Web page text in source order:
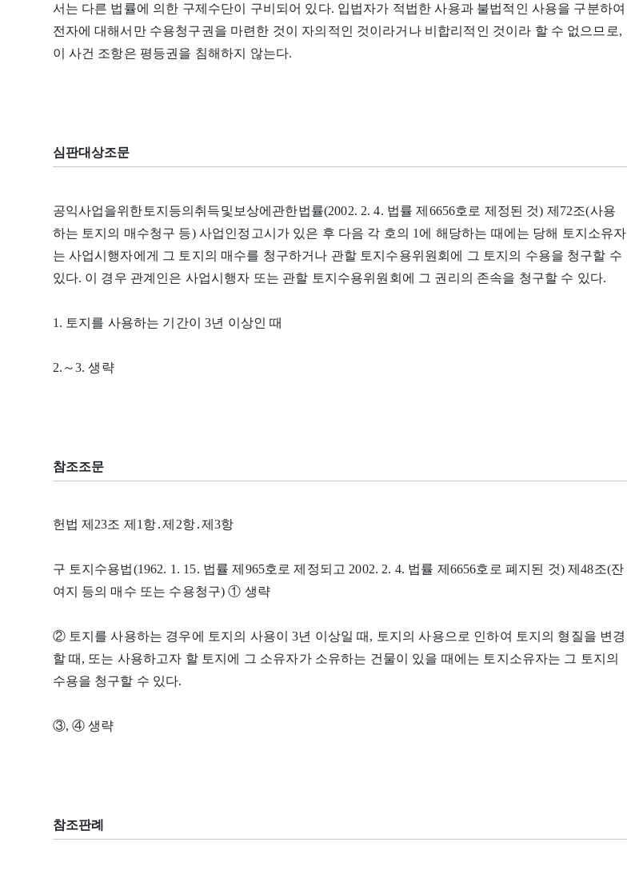
서는 다른 법률에 의한 구제수단이 구비되어 있다. 입법자가 적법한 사용과 불법적인 사용을 구분하여
전자에 대해서만 수용청구권을 마련한 것이 자의적인 것이라거나 비합리적인 것이라 할 수 없으므로,
이 사건 조항은 평등권을 침해하지 않는다.
심판대상조문
공익사업을위한토지등의취득및보상에관한법률(2002. 2. 4. 법률 제6656호로 제정된 것) 제72조(사용
하는 토지의 매수청구 등) 사업인정고시가 있은 후 다음 각 호의 1에 해당하는 때에는 당해 토지소유자
는 사업시행자에게 그 토지의 매수를 청구하거나 관할 토지수용위원회에 그 토지의 수용을 청구할 수
있다. 이 경우 관계인은 사업시행자 또는 관할 토지수용위원회에 그 권리의 존속을 청구할 수 있다.
1. 토지를 사용하는 기간이 3년 이상인 때
2.～3. 생략
참조조문
헌법 제23조 제1항․제2항․제3항
구 토지수용법(1962. 1. 15. 법률 제965호로 제정되고 2002. 2. 4. 법률 제6656호로 폐지된 것) 제48조(잔
여지 등의 매수 또는 수용청구) ① 생략
② 토지를 사용하는 경우에 토지의 사용이 3년 이상일 때, 토지의 사용으로 인하여 토지의 형질을 변경
할 때, 또는 사용하고자 할 토지에 그 소유자가 소유하는 건물이 있을 때에는 토지소유자는 그 토지의
수용을 청구할 수 있다.
③, ④ 생략
참조판례